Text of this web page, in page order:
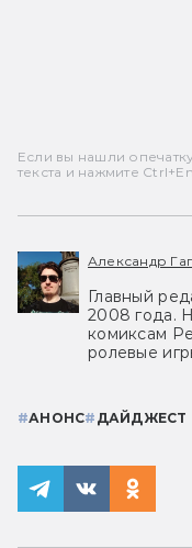
Если вы нашли
текста и нажмите
Александр
Главный
2008 года.
комиксам
ролевые
#АНОНС# ДАЙДЖЕСТ